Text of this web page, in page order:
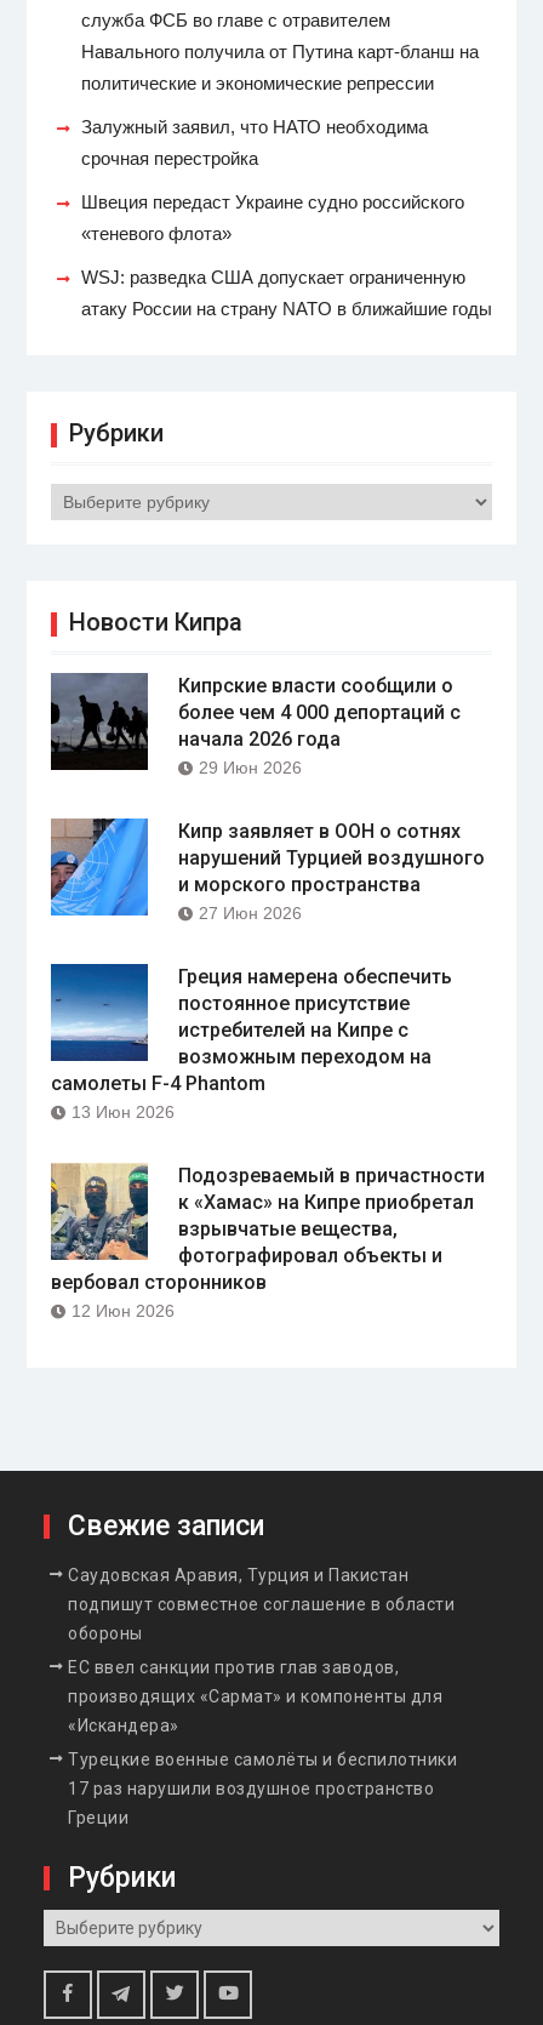
служба ФСБ во главе с отравителем
Навального получила от Путина карт-бланш на
политические и экономические репрессии
Залужный заявил, что НАТО необходима
срочная перестройка
Швеция передаст Украине судно российского
«теневого флота»
WSJ: разведка США допускает ограниченную
атаку России на страну NATO в ближайшие годы
Рубрики
Рубрики
Новости Кипра
Кипрские власти сообщили о
более чем 4 000 депортаций с
начала 2026 года
29 Июн 2026
Кипр заявляет в ООН о сотнях
нарушений Турцией воздушного
и морского пространства
27 Июн 2026
Греция намерена обеспечить
постоянное присутствие
истребителей на Кипре с
возможным переходом на
самолеты F-4 Phantom
13 Июн 2026
Подозреваемый в причастности
к «Хамас» на Кипре приобретал
взрывчатые вещества,
фотографировал объекты и
вербовал сторонников
12 Июн 2026
Свежие записи
Саудовская Аравия, Турция и Пакистан
подпишут совместное соглашение в области
обороны
ЕС ввел санкции против глав заводов,
производящих «Сармат» и компоненты для
«Искандера»
Турецкие военные самолёты и беспилотники
17 раз нарушили воздушное пространство
Греции
Рубрики
Рубрики
Telegram